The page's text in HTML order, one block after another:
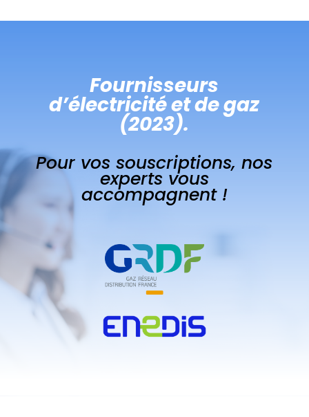
Fournisseurs
d’électricité et de gaz
(2023).
Pour vos souscriptions, nos
experts vous
accompagnent !